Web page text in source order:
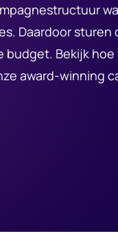
Daardoor
Bekijk
award-winning